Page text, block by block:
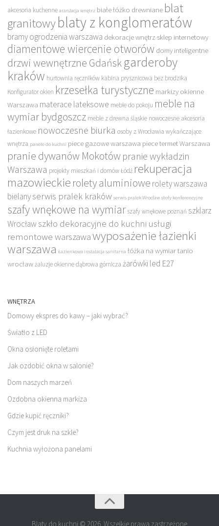
akcesoria kuchenne aranżacja wnętrz białe łóżko drewniane blat
granitowyblaty z konglomeratów
bramy ogrodzenia warszawa dekoracje wnętrz sklep internetowy
diamentowe wiercenie otworów domy inteligentne
drzwi wewnętrzne Gdańsk garderoby
kraków hurtownia ręczników kabina prysznicowa bez brodzika
Konfigurator okien krzesełka turystyczne markizy okienne
Warszawa materace lateksowe meble do pokoju meble na
wymiar bydgoszcz meble z drewna śląskie nowoczesne akcesoria
łazienkowe nowoczesne biurka osoby z Wrocławia wykańczające
wnętrza panele do kuchni piece gazowe warszawa piece termet Warszawa
pranie dywanów Mokotów pranie wykładzin
Warszawa projekty mieszkań i domów Łódź rekuperacja
mazowieckie rolety aluminiowe rolety warszawa
bielanyserwis pralek kraków serwis pralek Wrocław stoły konferencyjne
szafy wnękowe na wymiar szafy wnękowe poznań szklarz
Wrocław szkło dekoracyjne do kuchni usługi
remontowe warszawawyposażenie łazienki
warszawa Łazienkowa instalacja sanitarna łóżka na wymiar tanio
wrocławżaluzje okienne dąbrowa górnicza żarówki led E27
WNĘTRZA
Domowy ekspres do kawy – jaki wybrać?
Światło z LED
Okna osłonięte roletami
Jak ozdobić okna w salonie?
Dom naszych marzeń
Ozdobna okienna markiza
Gdzie kupić ręczniki?
Czym jest druk na szkle?
Kuchnia wyłożona panelami
Blaty do kuchni © 2026. Wszelkie prawa zastrzeżone